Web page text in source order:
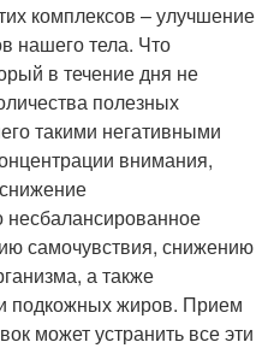
комплексов – улучшение
нашего тела. Что
в течение дня не
полезных
такими негативными
внимания,
несбалансированное
самочувствия, снижению
а также
подкожных жиров. Прием
может устранить все эти